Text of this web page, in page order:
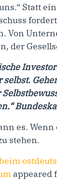
Statt
Von
der
selbst.
es.
stehen.
appeared